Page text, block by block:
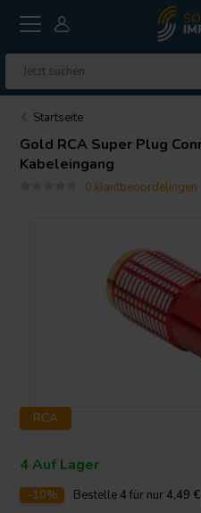
Startseite
Gold RCA Super Plug
Kabeleingang
0 klantbeoordelingen
RCA
4 Auf Lager
-10% Bestelle4 für nur4,49 €